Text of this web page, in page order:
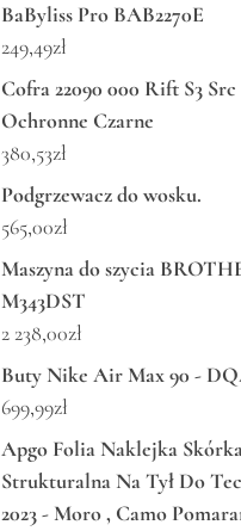
BaByliss Pro BAB2270E
249,49zł
Cofra 22090 000 Rift S3
Ochronne Czarne
380,53zł
Podgrzewacz do wosku.
565,00zł
Maszyna do szycia
M343DST
2 238,00zł
Buty Nike Air Max 90 -
699,99zł
Apgo Folia Naklejka
Strukturalna Na Tył Do
2023 - Moro , Camo